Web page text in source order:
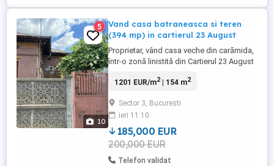
10
5
Vand casa batraneasca si teren
(394 mp) in cartierul 23 August
Proprietar, vând casa veche din carămida,
într-o zonă linistită din Cartierul 23 August
Pantelimon. Casa principala este
1960. Este amplasată pe un teren cu o
suprafata totala de 394 mp. Suprafata
construita la sol este de ...
1201 EUR/m2| 154 m2
Sector 3, Bucuresti
ieri 11:10
185,000 EUR
200,000 EUR
Telefon validat